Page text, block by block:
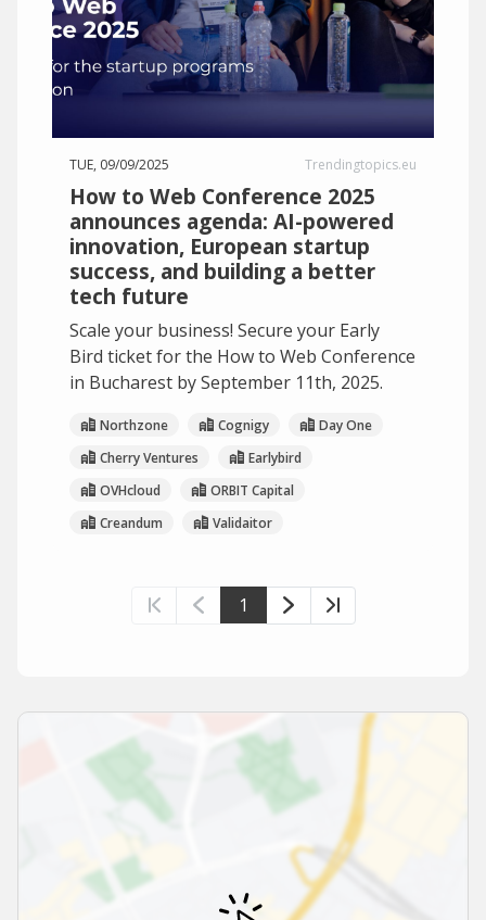
TUE, 09/09/2025 Trendingtopics.eu
How to Web Conference 2025
announces agenda: AI-powered
innovation, European startup
success, and building a better
tech future
Scale your business! Secure your Early
Bird ticket for the How to Web Conference
in Bucharest by September 11th, 2025.
Northzone Cognigy
Day One
Cherry Ventures
Earlybird
OVHcloud
ORBIT Capital
Creandum
Validaitor
1